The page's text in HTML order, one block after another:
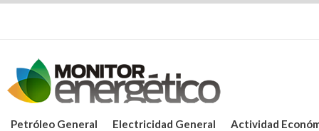
Petróleo General Electricidad General Actividad